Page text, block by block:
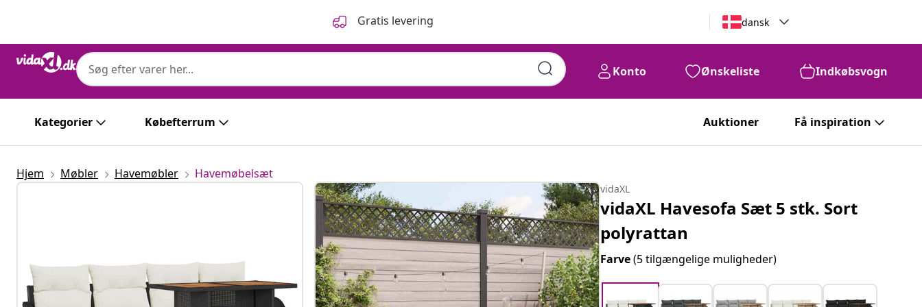
Gratis levering dansk
Konto Ønskeliste Indkøbsvogn
Kategorier Købefterrum Auktioner Få inspiration
Hjem Møbler Havemøbler Havemøbelsæt
vidaXL
vidaXL Havesofa Sæt 5 stk. Sort
polyrattan
Farve(5 tilgængelige muligheder)